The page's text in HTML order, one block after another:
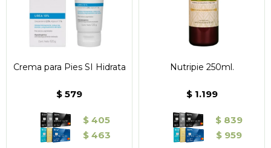
Crema para Pies SI Hidrata
$ 579
$ 405
$ 463
Nutripie 250ml.
$ 1.199
$ 839
$ 959